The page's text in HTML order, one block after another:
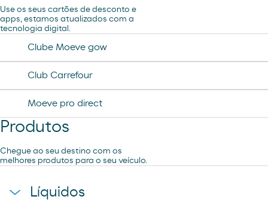
Lavagem Manual – Jet Wash
Lavagem Automática de automóveis
Use os seus cartões de desconto e
apps, estamos atualizados com a
tecnologia digital.
Clube Moeve gow
Club Carrefour
Moeve pro direct
Produtos
Chegue ao seu destino com os
melhores produtos para o seu veículo.
Líquidos